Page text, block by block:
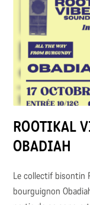
ROOTIKAL
OBADIAH
Le collectif bisontin
bourguignon